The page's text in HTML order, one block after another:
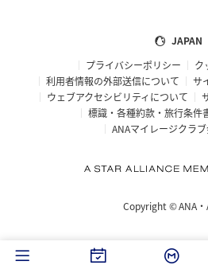
JAPAN
プライバシーポリシー
ク
利用者情報の外部送信について
サ
ウェブアクセシビリティについて
標識・各種約款・旅行条件
ANAマイレージクラ
Copyright ©ANA